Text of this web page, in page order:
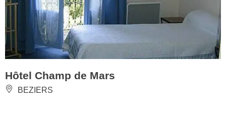
Hôtel Champ de Mars
BEZIERS